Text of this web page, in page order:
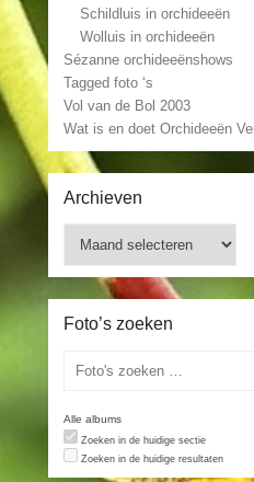
Schildluis in orchideeën
Wolluis in orchideeën
Sézanne orchideeënshows
Tagged foto ‘s
Vol van de Bol 2003
Wat is en doet Orchideeën
Archieven
Foto’s zoeken
Alle albums
Zoeken in de huidige sectie
Zoeken in de huidige resultaten